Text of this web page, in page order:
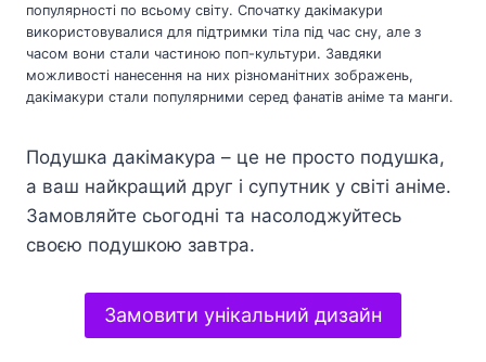
популярності по всьому світу. Спочатку дакімакури
використовувалися для підтримки тіла під час сну, але з
часом вони стали частиною поп-культури. Завдяки
можливості нанесення на них різноманітних зображень,
дакімакури стали популярними серед фанатів аніме та манги.
Подушка дакімакура – це не просто подушка,
а ваш найкращий друг і супутник у світі аніме.
Замовляйте сьогодні та насолоджуйтесь
своєю подушкою завтра.
Замовити унікальний дизайн